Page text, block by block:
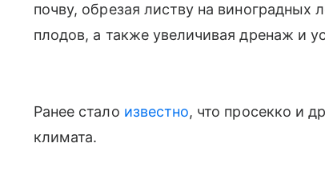
почву, обрезая листву на виноградных
плодов, а также увеличивая дренаж и
Ранее стало известно, что просекко и
климата.